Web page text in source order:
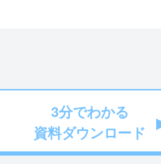
3分でわかる
資料ダウンロード